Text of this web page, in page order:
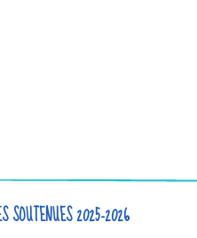
SOUTENUES 2025-2026